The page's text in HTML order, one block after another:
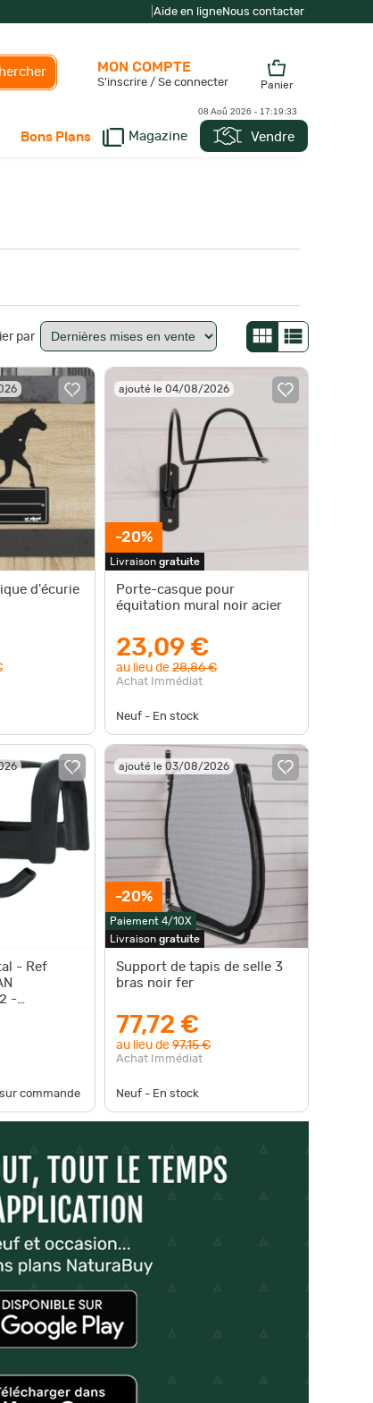
Aide en ligneNous contacter
Bons Plans Magazine Vendre
MON COMPTE
S'inscrire / Se connecter Panier
08 Aoû 2026 - 17:19:34
par
d'écurie
ajouté le 04/08/2026
-20%
Livraisongratuite
Porte-casque pour
équitation mural noir acier
23,09 €
au lieu de28,86 €
Achat Immédiat
Neuf - En stock
- Ref
-
commande
ajouté le 03/08/2026
-20%
Paiement 4/10X
Livraisongratuite
Support de tapis de selle 3
bras noir fer
77,72 €
au lieu de97,15 €
Achat Immédiat
Neuf - En stock